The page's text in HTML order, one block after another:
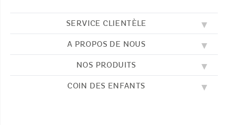
SERVICE CLIENTÈLE
QUESTIONS FRÉQUENTES (FAQ)
CONTACTEZ-NOUS
CGV
A PROPOS DE NOUS
NOS VALEURS
NOTRE HISTOIRE
NOS PRODUITS
BRODERIE
COIN DES ENFANTS